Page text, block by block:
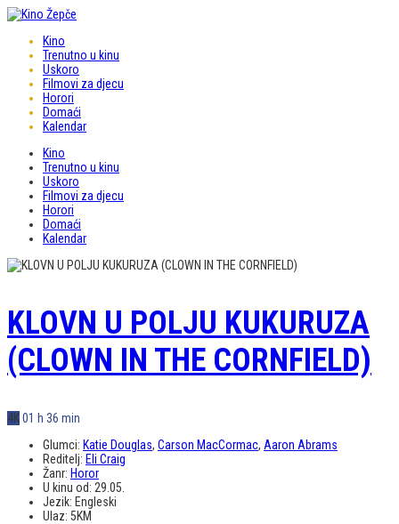
Kino
Trenutno u kinu
Uskoro
Filmovi za djecu
Horori
Domaći
Kalendar
Kino
Trenutno u kinu
Uskoro
Filmovi za djecu
Horori
Domaći
Kalendar
KLOVN U POLJU KUKURUZA
(CLOWN IN THE CORNFIELD)
4K01 h 36 min
Glumci: Katie Douglas, Carson MacCormac, Aaron Abrams
Reditelj: Eli Craig
Žanr: Horor
U kinu od: 29.05.
Jezik: Engleski
Ulaz: 5KM